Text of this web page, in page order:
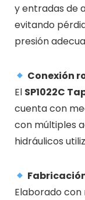
y entradas de
evitando
presión
Conexión
El SP1022C
cuenta con
con múltiples
hidráulicos
Elaborado